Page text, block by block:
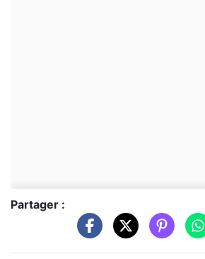
Partager :